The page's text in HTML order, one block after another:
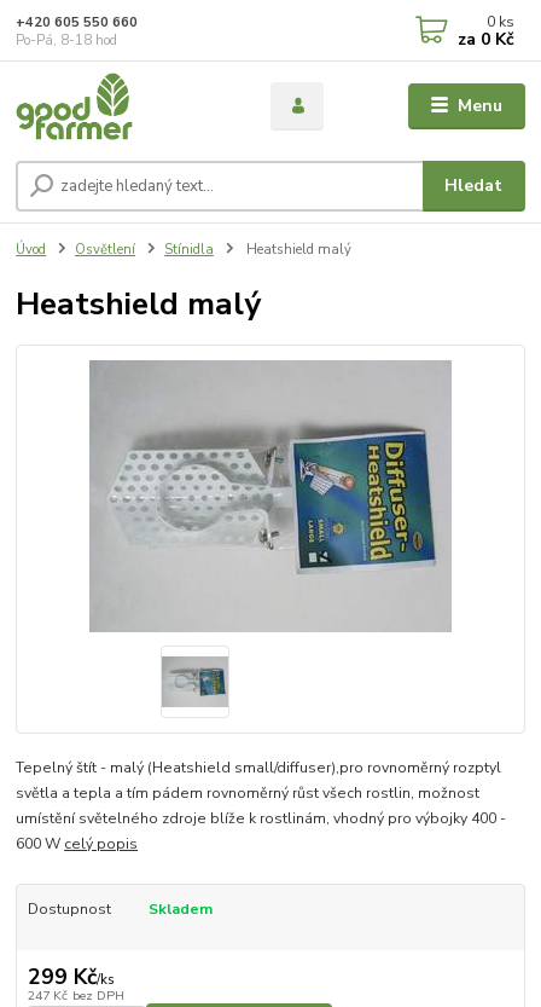
Menu
Hledat
+420 605 550 660
Po-Pá, 8-18 hod
0 ks
za 0 Kč
Úvod Osvětlení Stínidla Heatshield malý
Heatshield malý
Tepelný štít - malý (Heatshield small/diffuser),pro rovnoměrný rozptyl
světla a tepla a tím pádem rovnoměrný růst všech rostlin, možnost
umístění světelného zdroje blíže k rostlinám, vhodný pro výbojky 400 -
600 W celý popis
Dostupnost Skladem
299 Kč/ks
247 Kč bez DPH